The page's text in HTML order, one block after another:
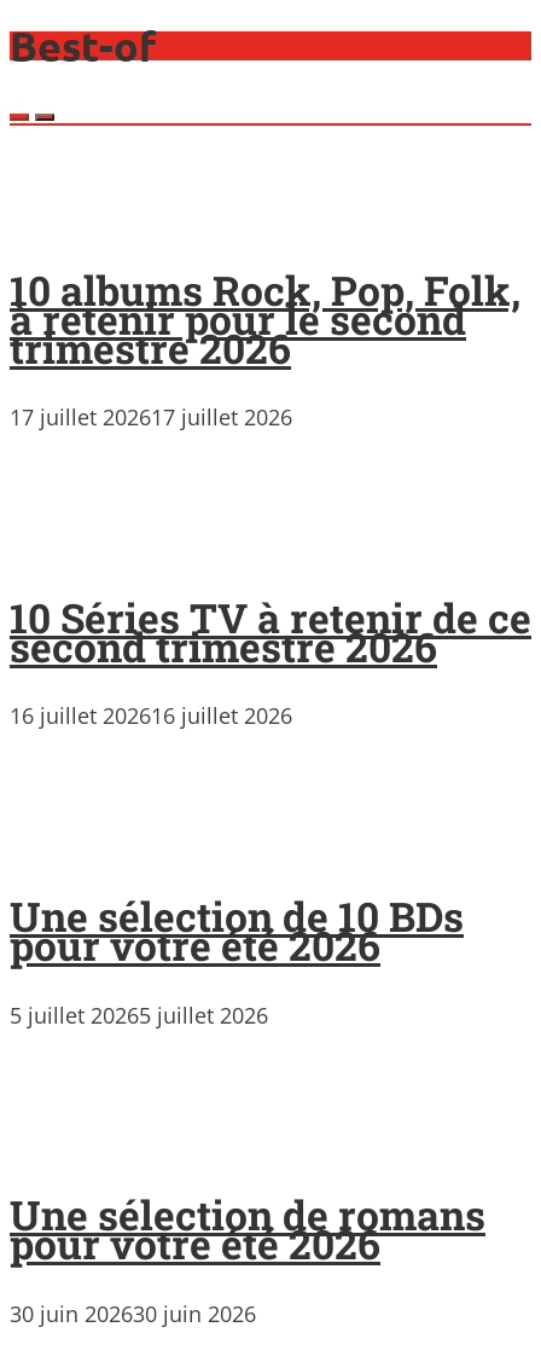
Best-of
10 albums Rock, Pop, Folk,
à retenir pour le second
trimestre 2026
17 juillet 202617 juillet 2026
10 Séries TV à retenir de ce
second trimestre 2026
16 juillet 202616 juillet 2026
Une sélection de 10 BDs
pour votre été 2026
5 juillet 20265 juillet 2026
Une sélection de romans
pour votre été 2026
30 juin 202630 juin 2026